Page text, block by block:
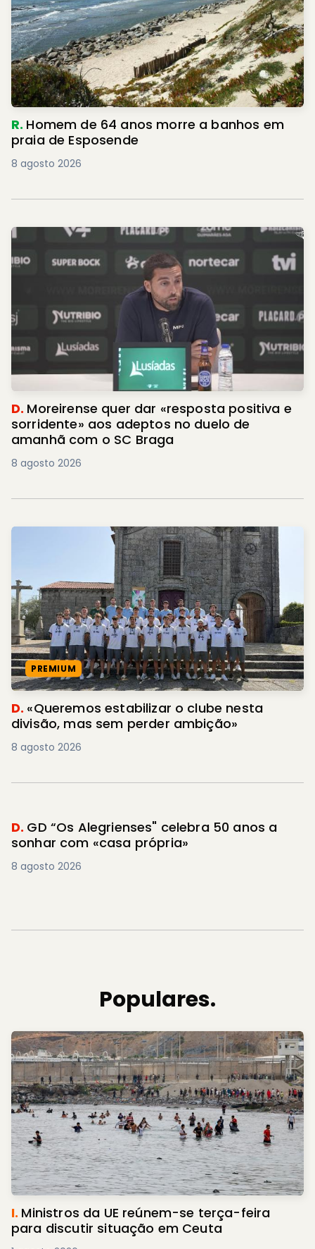
R. Homem de 64 anos morre a banhos em
praia de Esposende
8 agosto 2026
D. Moreirense quer dar «resposta positiva e
sorridente» aos adeptos no duelo de
amanhã com o SC Braga
8 agosto 2026
PREMIUM
D. «Queremos estabilizar o clube nesta
divisão, mas sem perder ambição»
8 agosto 2026
D. GD “Os Alegrienses" celebra 50 anos a
sonhar com «casa própria»
8 agosto 2026
Populares.
I. Ministros da UE reúnem-se terça-feira
para discutir situação em Ceuta